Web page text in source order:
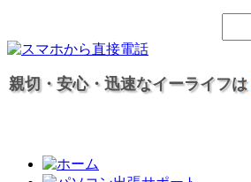
親切・安心・迅速なイーライフは